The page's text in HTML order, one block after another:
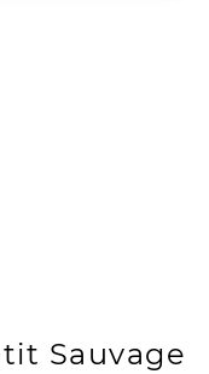
Sauvage